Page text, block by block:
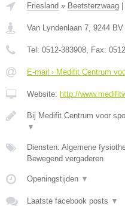
Friesland » Beetsterzwaag
Van Lyndenlaan 7 9244 BV
Tel: 0512-383908 , Fax:
E-mail › Medifit Centrum
Website: http://
Bij Medifit Centrum voor
▼
Diensten: Algemene
Bewegend vergaderen
Openingstijden ▼
Laatste facebook posts ▼